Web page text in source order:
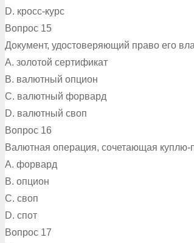
D. кросс-курс
Вопрос 15
Документ, удостоверяющий право его
A. золотой сертификат
B. валютный опцион
C. валютный форвард
D. валютный своп
Вопрос 16
Валютная операция, сочетающая куплю-
A. форвард
B. опцион
C. своп
D. спот
Вопрос 17